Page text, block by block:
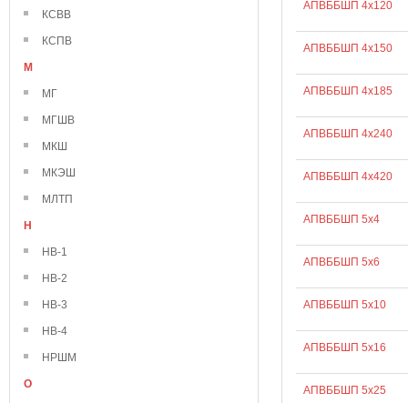
КСВВ
КСПВ
М
МГ
МГШВ
МКШ
МКЭШ
МЛТП
Н
НВ-1
НВ-2
НВ-3
НВ-4
НРШМ
О
АПВББШП 4х120
АПВББШП 4х150
АПВББШП 4х185
АПВББШП 4х240
АПВББШП 4х420
АПВББШП 5х4
АПВББШП 5х6
АПВББШП 5х10
АПВББШП 5х16
АПВББШП 5х25